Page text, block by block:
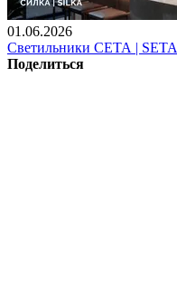
01.06.2026
Светильники СЕТА | SETA
Поделиться